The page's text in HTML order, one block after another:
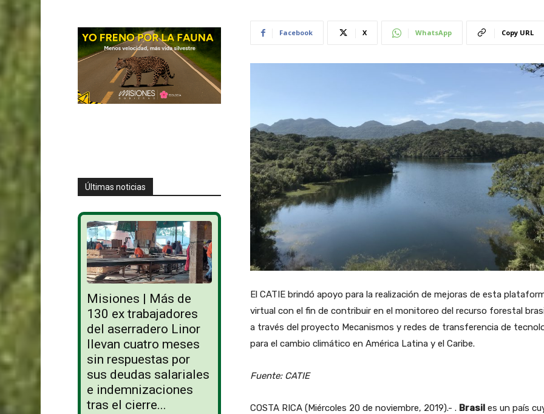
Últimas noticias
Misiones | Más de
130 ex trabajadores
del aserradero Linor
llevan cuatro meses
sin respuestas por
sus deudas salariales
e indemnizaciones
tras el cierre...
Facebook X WhatsApp Copy URL
El CATIE brindó apoyo para la realización de mejoras de esta
virtual con el fin de contribuir en el monitoreo del recurso forestal
a través del proyecto Mecanismos y redes de transferencia de
para el cambio climático en América Latina y el Caribe.
Fuente: CATIE
COSTA RICA (Miércoles 20 de noviembre, 2019).- . Brasiles un país